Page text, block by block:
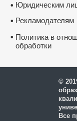
• Юридическим
• Рекламодателям
• Политика в
обработки
©
Все